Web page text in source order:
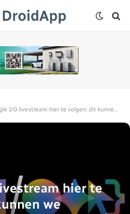
I/O livestream hier te volgen: dit kunnen we verwachten
hier te
we